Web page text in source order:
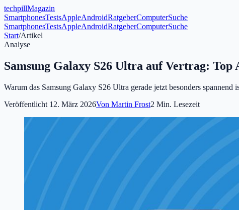
techpillMagazin
SmartphonesTestsAppleAndroidRatgeberComputerSuche
SmartphonesTestsAppleAndroidRatgeberComputerSuche
Start/Artikel
Analyse
Samsung Galaxy S26 Ultra auf Vertrag:
Warum das Samsung Galaxy S26 Ultra gerade jetzt besonders
Veröffentlicht 12. März 2026Von Martin Frost2 Min. Lesezeit